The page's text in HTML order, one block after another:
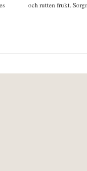
och rutten frukt.